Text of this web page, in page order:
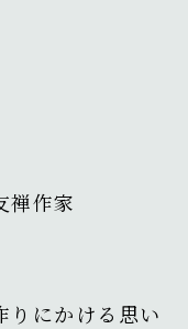
禅作家
りにかける思い